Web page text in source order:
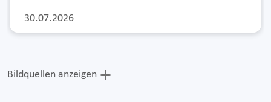
30.07.2026
Bildquellen anzeigen